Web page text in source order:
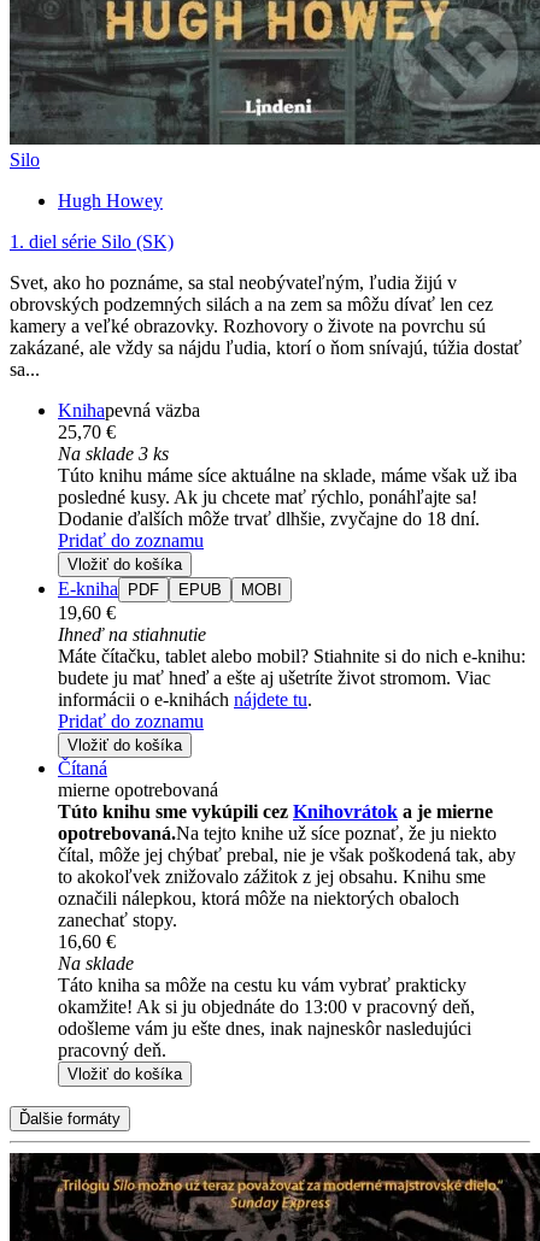
Silo
Hugh Howey
1. diel série Silo (SK)
Svet, ako ho poznáme, sa stal neobývateľným, ľudia žijú v
obrovských podzemných silách a na zem sa môžu dívať len cez
kamery a veľké obrazovky. Rozhovory o živote na povrchu sú
zakázané, ale vždy sa nájdu ľudia, ktorí o ňom snívajú, túžia dostať
sa...
Knihapevná väzba
25,70 €
Na sklade 3 ks
Túto knihu máme síce aktuálne na sklade, máme však už iba
posledné kusy. Ak ju chcete mať rýchlo, ponáhľajte sa!
Dodanie ďalších môže trvať dlhšie, zvyčajne do 18 dní.
Pridať do zoznamu
Vložiť do košíka
E-kniha PDF EPUB MOBI
19,60 €
Ihneď na stiahnutie
Máte čítačku, tablet alebo mobil? Stiahnite si do nich e-knihu:
budete ju mať hneď a ešte aj ušetríte život stromom. Viac
informácii o e-knihách nájdete tu.
Pridať do zoznamu
Vložiť do košíka
Čítaná
mierne opotrebovaná
Túto knihu sme vykúpili cez Knihovrátok a je mierne
opotrebovaná.Na tejto knihe už síce poznať, že ju niekto
čítal, môže jej chýbať prebal, nie je však poškodená tak, aby
to akokoľvek znižovalo zážitok z jej obsahu. Knihu sme
označili nálepkou, ktorá môže na niektorých obaloch
zanechať stopy.
16,60 €
Na sklade
Táto kniha sa môže na cestu ku vám vybrať prakticky
okamžite! Ak si ju objednáte do 13:00 v pracovný deň,
odošleme vám ju ešte dnes, inak najneskôr nasledujúci
pracovný deň.
Vložiť do košíka
Ďalšie formáty